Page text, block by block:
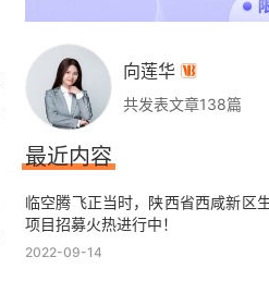
向莲华 
共发表文章138篇
最近内容
临空腾飞正当时，陕西省西咸新区
项目招募火热进行中！
2022-09-14